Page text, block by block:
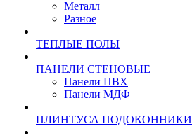
Металл
Разное
ТЕПЛЫЕ ПОЛЫ
ПАНЕЛИ СТЕНОВЫЕ
Панели ПВХ
Панели МДФ
ПЛИНТУСА ПОДОКОННИКИ